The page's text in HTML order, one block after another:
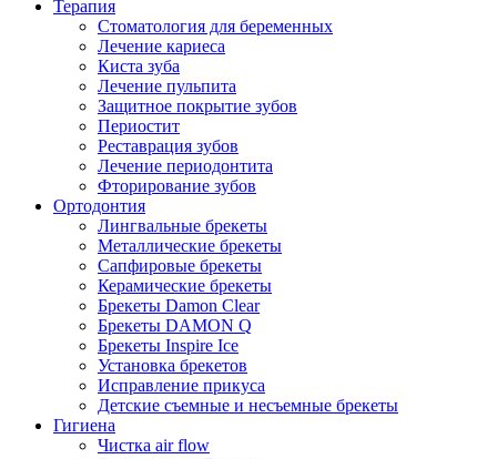
Терапия
Стоматология для беременных
Лечение кариеса
Киста зуба
Лечение пульпита
Защитное покрытие зубов
Периостит
Реставрация зубов
Лечение периодонтита
Фторирование зубов
Ортодонтия
Лингвальные брекеты
Металлические брекеты
Сапфировые брекеты
Керамические брекеты
Брекеты Damon Clear
Брекеты DAMON Q
Брекеты Inspire Ice
Установка брекетов
Исправление прикуса
Детские съемные и несъемные брекеты
Гигиена
Чистка air flow